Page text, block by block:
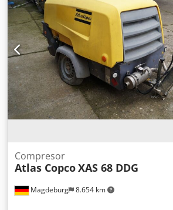
Magdeburg 8.654 km
Compresor
Atlas CopcoXAS 68 DDG